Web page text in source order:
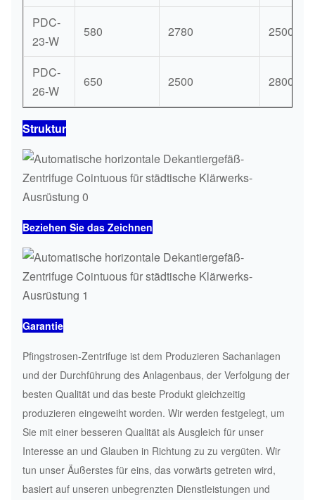
PDC-
23-W
580 2780 2500
PDC-
26-W
650 2500 2800
Struktur
Beziehen Sie das Zeichnen
Garantie
Pfingstrosen-Zentrifuge ist dem Produzieren Sachanlagen
und der Durchführung des Anlagenbaus, der Verfolgung der
besten Qualität und das beste Produkt gleichzeitig
produzieren eingeweiht worden. Wir werden festgelegt, um
Sie mit einer besseren Qualität als Ausgleich für unser
Interesse an und Glauben in Richtung zu zu vergüten. Wir
tun unser Äußerstes für eins, das vorwärts getreten wird,
basiert auf unseren unbegrenzten Dienstleistungen und